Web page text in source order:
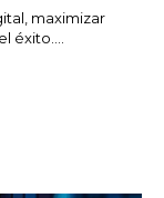
maximizar
éxito....